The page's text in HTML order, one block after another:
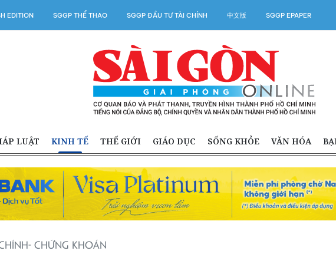
EDITION SGGP THỂ THAO SGGP ĐẦU TƯ TÀI CHÍNH 中文版 SGGP EPAPER
LUẬT KINH TẾ THẾ GIỚI GIÁO DỤC SỐNG KHỎE VĂN HÓA
CHỨNG KHOÁN